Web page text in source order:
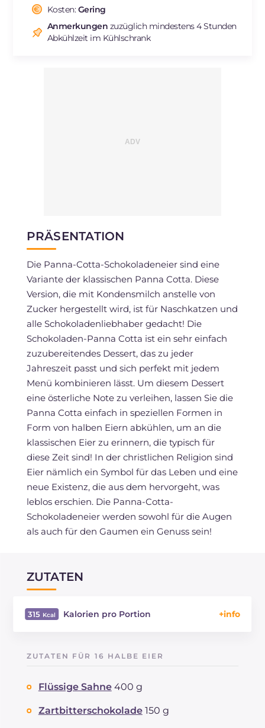
Cholesterin
Natrium mg 50
Kosten:Gering
Anmerkungen zuzüglich mindestens 4 Stunden
Abkühlzeit im Kühlschrank
PRÄSENTATION
Die Panna-Cotta-Schokoladeneier sind eine
Variante der klassischen Panna Cotta. Diese
Version, die mit Kondensmilch anstelle von
Zucker hergestellt wird, ist für Naschkatzen und
alle Schokoladenliebhaber gedacht! Die
Schokoladen-Panna Cotta ist ein sehr einfach
zuzubereitendes Dessert, das zu jeder
Jahreszeit passt und sich perfekt mit jedem
Menü kombinieren lässt. Um diesem Dessert
eine österliche Note zu verleihen, lassen Sie die
Panna Cotta einfach in speziellen Formen in
Form von halben Eiern abkühlen, um an die
klassischen Eier zu erinnern, die typisch für
diese Zeit sind! In der christlichen Religion sind
Eier nämlich ein Symbol für das Leben und eine
neue Existenz, die aus dem hervorgeht, was
leblos erschien. Die Panna-Cotta-
Schokoladeneier werden sowohl für die Augen
als auch für den Gaumen ein Genuss sein!
ZUTATEN
315 Kalorien pro Portion
Fette
davon gesättigte Fettsäuren
ZUTATEN FÜR 16 HALBE EIER
Flüssige Sahne 400 g
Zartbitterschokolade 150 g